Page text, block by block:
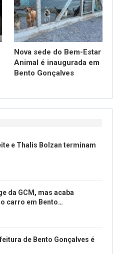
Nova sede do Bem-Estar
Animal é inaugurada em
Bento Gonçalves
e Thalis Bolzan terminam
da GCM, mas acaba
carro em Bento…
de Bento Gonçalves é